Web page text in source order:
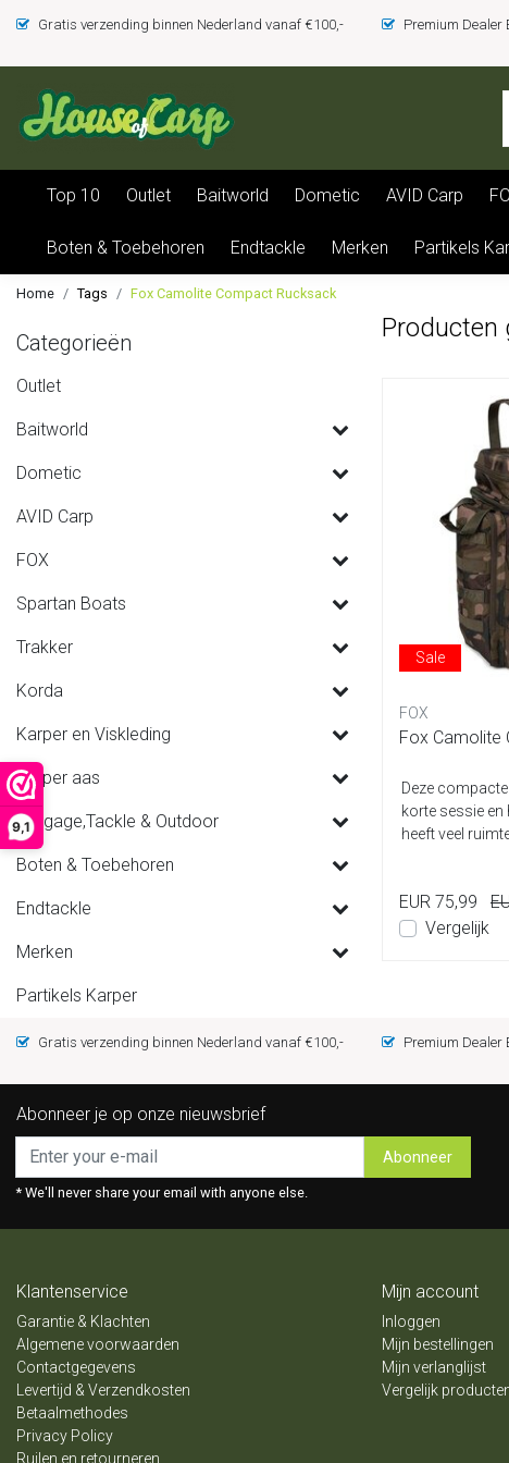
9,1
Gratis verzending binnen Nederland vanaf €100,- Premium Dealer
Top 10 Outlet Baitworld Dometic AVID Carp
Boten & Toebehoren Endtackle Merken Partikels
Home Tags Fox Camolite Compact Rucksack
Categorieën
Outlet
Baitworld
Dometic
AVID Carp
FOX
Spartan Boats
Trakker
Korda
Karper en Viskleding
Karper aas
Luggage,Tackle & Outdoor
Boten & Toebehoren
Endtackle
Merken
Partikels Karper
Producten
Sale
FOX
Fox Camolite
Deze
korte sessie en
heeft veel
EUR 75,99
Vergelijk
Gratis verzending binnen Nederland vanaf €100,- Premium Dealer
Abonneer je op onze nieuwsbrief
Abonneer
* We'll never share your email with anyone else.
Klantenservice
Garantie & Klachten
Algemene voorwaarden
Contactgegevens
Levertijd & Verzendkosten
Betaalmethodes
Privacy Policy
Ruilen en retourneren
Mijn account
Inloggen
Mijn bestellingen
Mijn verlanglijst
Vergelijk